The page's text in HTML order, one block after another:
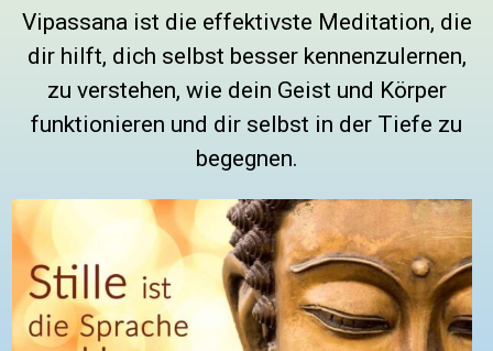
Vipassana ist die effektivste Meditation, die
dir hilft, dich selbst besser kennenzulernen,
zu verstehen, wie dein Geist und Körper
funktionieren und dir selbst in der Tiefe zu
begegnen.